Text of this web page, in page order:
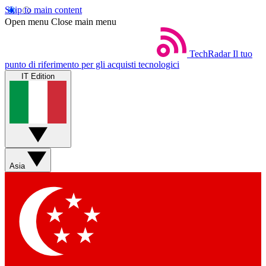
Skip to main content
Open menu Close main menu
TechRadar Il tuo
punto di riferimento per gli acquisti tecnologici
IT Edition
Asia